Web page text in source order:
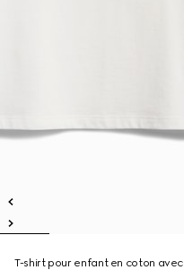
T-shirt pour enfant en coton avec